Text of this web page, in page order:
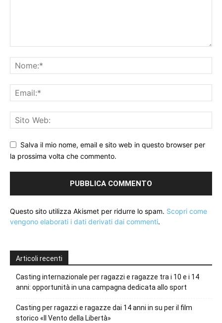
Salva il mio nome, email e sito web in questo browser per
la prossima volta che commento.
Questo sito utilizza Akismet per ridurre lo spam. Scopri come
vengono elaborati i dati derivati dai commenti.
Articoli recenti
Casting internazionale per ragazzi e ragazze tra i 10 e i 14
anni: opportunità in una campagna dedicata allo sport
Casting per ragazzi e ragazze dai 14 anni in su per il film
storico «Il Vento della Libertà»